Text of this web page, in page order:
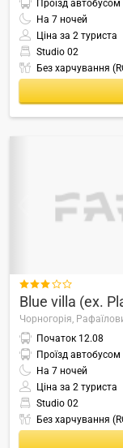
Проїзд
На 7 ночей
Ціна за 2 туриста
Studio 02
Без харчування

Blue villa (ex.
Чорногорія,
Початок 12.08
Проїзд
На 7 ночей
Ціна за 2 туриста
Studio 02
Без харчування